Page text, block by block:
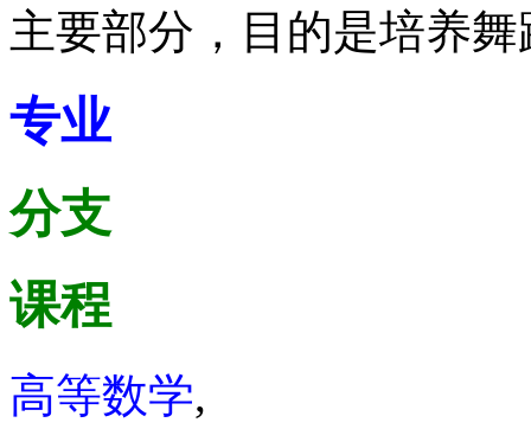
主要部分，目的是培养
专业
分支
课程
高等数学,